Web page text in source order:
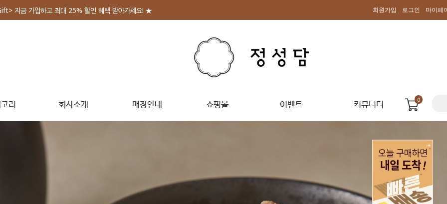
지금 가입하고 최대 25% 할인 혜택 받아가세요! ★ 회원가입 로그인 마이페
리 회사소개 매장안내 쇼핑몰 이벤트 커뮤니티 0